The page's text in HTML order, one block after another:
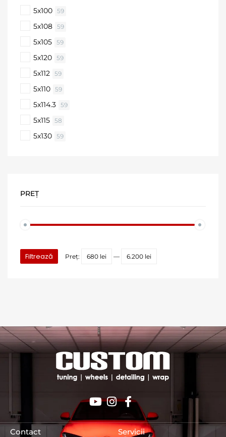
5x100 59
5x108 59
5x105 59
5x120 59
5x112 59
5x110 59
5x114.3 59
5x115 58
5x130 59
PREȚ
Filtrează Preț: 680 lei — 6.200 lei
Contact Servicii